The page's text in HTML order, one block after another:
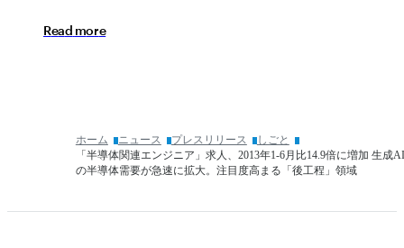
況」
3
代
Read more
ホーム ニュース プレスリリース
しごと
「半導体関連エンジニア」求人、2013年1-6月比14.9倍に増加 生成
の半導体需要が急速に拡大。注目度高まる「後工程」領域